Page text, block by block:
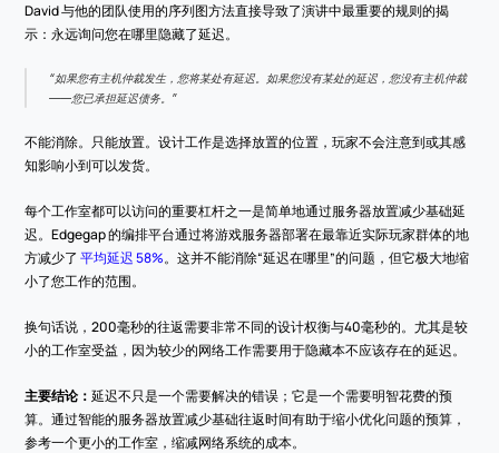
David 与他的团队使用的序列图方法直接导致了演讲中最重要的规则的揭
示：永远询问您在哪里隐藏了延迟。
“如果您有主机仲裁发生，您将某处有延迟。如果您没有某处的延迟，您没有主机仲裁
——您已承担延迟债务。”
不能消除。只能放置。设计工作是选择放置的位置，玩家不会注意到或其感
知影响小到可以发货。
每个工作室都可以访问的重要杠杆之一是简单地通过服务器放置减少基础延
迟。Edgegap 的编排平台通过将游戏服务器部署在最靠近实际玩家群体的地
方减少了 平均延迟 58%。这并不能消除“延迟在哪里”的问题，但它极大地缩
小了您工作的范围。
换句话说，200毫秒的往返需要非常不同的设计权衡与40毫秒的。尤其是较
小的工作室受益，因为较少的网络工作需要用于隐藏本不应该存在的延迟。
主要结论：延迟不只是一个需要解决的错误；它是一个需要明智花费的预
算。通过智能的服务器放置减少基础往返时间有助于缩小优化问题的预算，
参考一个更小的工作室，缩减网络系统的成本。